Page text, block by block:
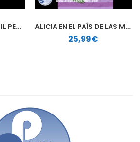
MALÉFICA | PLAYMOBIL PERSONALIZADO ALICIA EN EL PAÍS DE LAS MARAVILLAS | PLAYMOBIL PERSONALIZADO
25,99€